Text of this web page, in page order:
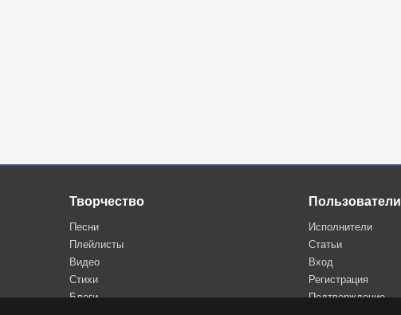
Творчество
Песни
Плейлисты
Видео
Стихи
Блоги
Пользователи
Исполнители
Статьи
Вход
Регистрация
Подтверждение